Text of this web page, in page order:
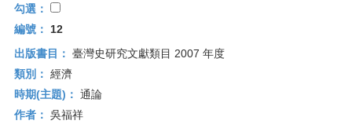
勾選：
編號：
12
出版書目： 臺灣史研究文獻類目 2007 年度
類別： 經濟
時期(主題)： 通論
作者： 吳福祥